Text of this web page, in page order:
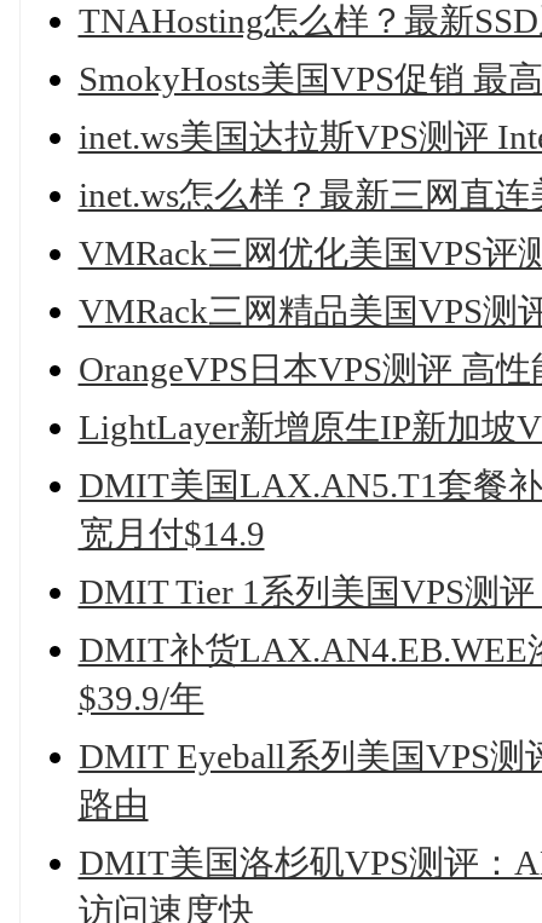
TNAHosting怎么样？最新
SmokyHosts美国VPS促销 最
inet.ws美国达拉斯VPS测评
inet.ws怎么样？最新三网直
VMRack三网优化美国VPS评
VMRack三网精品美国VPS测
OrangeVPS日本VPS测评 高
LightLayer新增原生IP新加坡
DMIT美国LAX.AN5.T1套餐
宽月付$14.9
DMIT Tier 1系列美国VPS测
DMIT补货LAX.AN4.EB.WEE
$39.9/年
DMIT Eyeball系列美国VPS
路由
DMIT美国洛杉矶VPS测评：
访问速度快